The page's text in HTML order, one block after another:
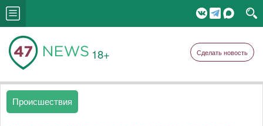
18+ Сделать новость
Происшествия